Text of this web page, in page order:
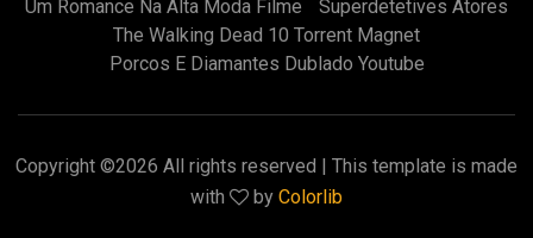
Um Romance Na Alta Moda Filme
Superdetetives Atores
The Walking Dead 10 Torrent Magnet
Porcos E Diamantes Dublado Youtube
Copyright ©2026 All rights reserved | This template is made
with
by Colorlib